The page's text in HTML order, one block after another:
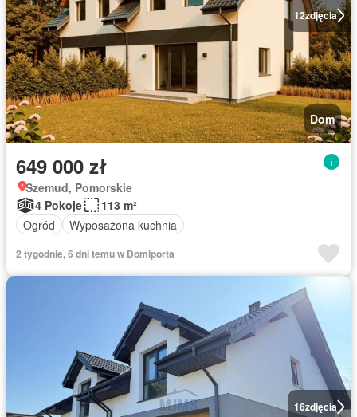
12zdjęcia
Dom
649 000 zł
Szemud, Pomorskie
4 Pokoje
113 m²
Ogród
Wyposażona kuchnia
2 tygodnie, 6 dni temu w Domiporta
16zdjęcia